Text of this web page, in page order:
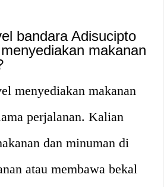
bandara Adisucipto
makanan
menyediakan makanan
perjalanan. Kalian
dan minuman di
atau membawa bekal